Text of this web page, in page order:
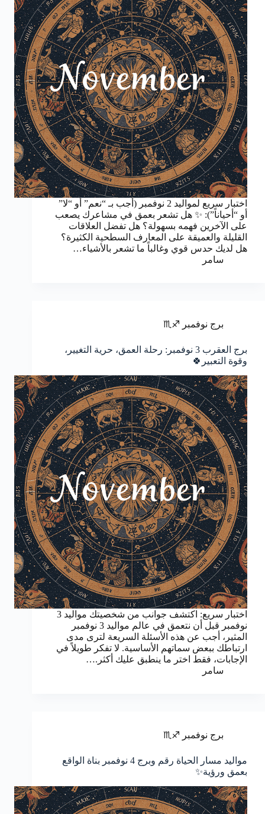
اختبار سريع لمواليد 2 نوفمبر (أجب بـ “نعم” أو “لا”
أو “أحياناً”): ✨ هل تشعر بعمق في مشاعرك يصعب
على الآخرين فهمه بسهولة؟ هل تفضل العلاقات
القليلة والعميقة على المعارف السطحية الكثيرة؟
هل لديك حدس قوي وغالباً ما تشعر بالأشياء…
سامر
برج نوفمبر ♐♏
برج العقرب 3 نوفمبر: رحلة العمق، حرية التغيير،
وقوة التعبير🍀
اختبار سريع: اكتشف جوانب من شخصيتك مواليد 3
نوفمبر قبل أن نتعمق في عالم مواليد 3 نوفمبر
المثير، أجب عن هذه الأسئلة السريعة لترى مدى
ارتباطك ببعض سماتهم الأساسية. لا تفكر طويلاً في
الإجابات، فقط اختر ما ينطبق عليك أكثر.…
سامر
برج نوفمبر ♐♏
مواليد مسار الحياة رقم وبرج 4 نوفمبر بناة الواقع
بعمق ورؤية✨